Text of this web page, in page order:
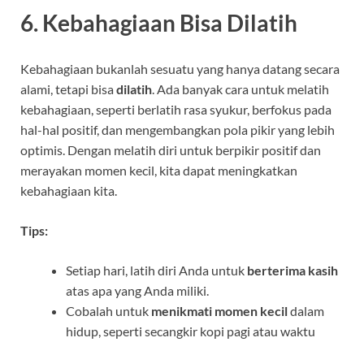
6. Kebahagiaan Bisa Dilatih
Kebahagiaan bukanlah sesuatu yang hanya datang secara
alami, tetapi bisadilatih . Ada banyak cara untuk melatih
kebahagiaan, seperti berlatih rasa syukur, berfokus pada
hal-hal positif, dan mengembangkan pola pikir yang lebih
optimis. Dengan melatih diri untuk berpikir positif dan
merayakan momen kecil, kita dapat meningkatkan
kebahagiaan kita.
Tips:
Setiap hari, latih diri Anda untuk berterima kasih
atas apa yang Anda miliki.
Cobalah untuk menikmati momen kecildalam
hidup, seperti secangkir kopi pagi atau waktu